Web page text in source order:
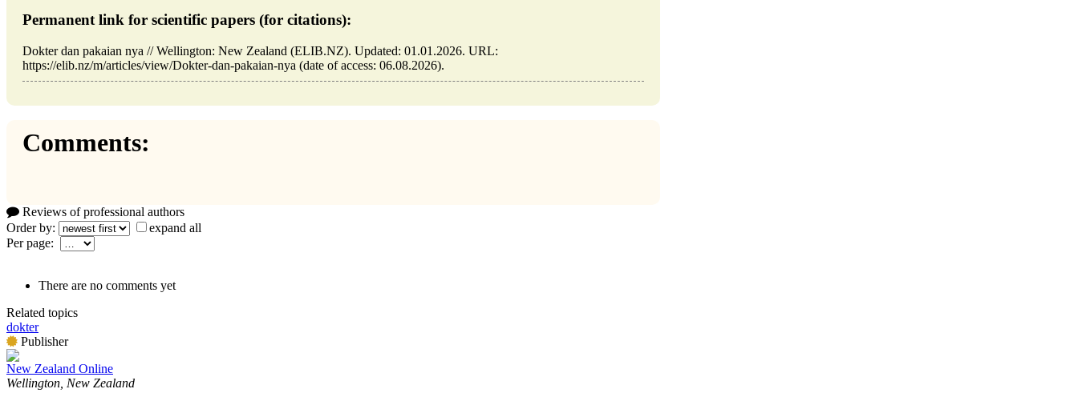
Permanent link for scientific papers (for citations):
Dokter dan pakaian nya // Wellington: New Zealand (ELIB.NZ). Updated: 01.01.2026. URL:
https://elib.nz/m/articles/view/Dokter-dan-pakaian-nya (date of access: 06.08.2026).
Comments:
Reviews of professional authors
Order by:
expand all
Per page:
There are no comments yet
Related topics
dokter
Publisher
New Zealand Online
Wellington, New Zealand